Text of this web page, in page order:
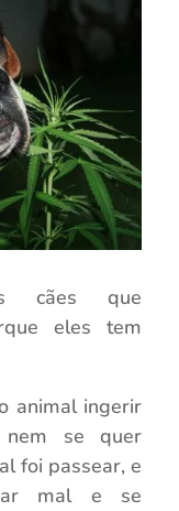
cães que
eles tem
animal ingerir
se quer
foi passear, e
mal e se